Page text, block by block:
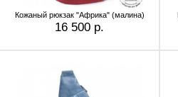
Кожаный рюкзак "Африка" (малина)
16 500 р.